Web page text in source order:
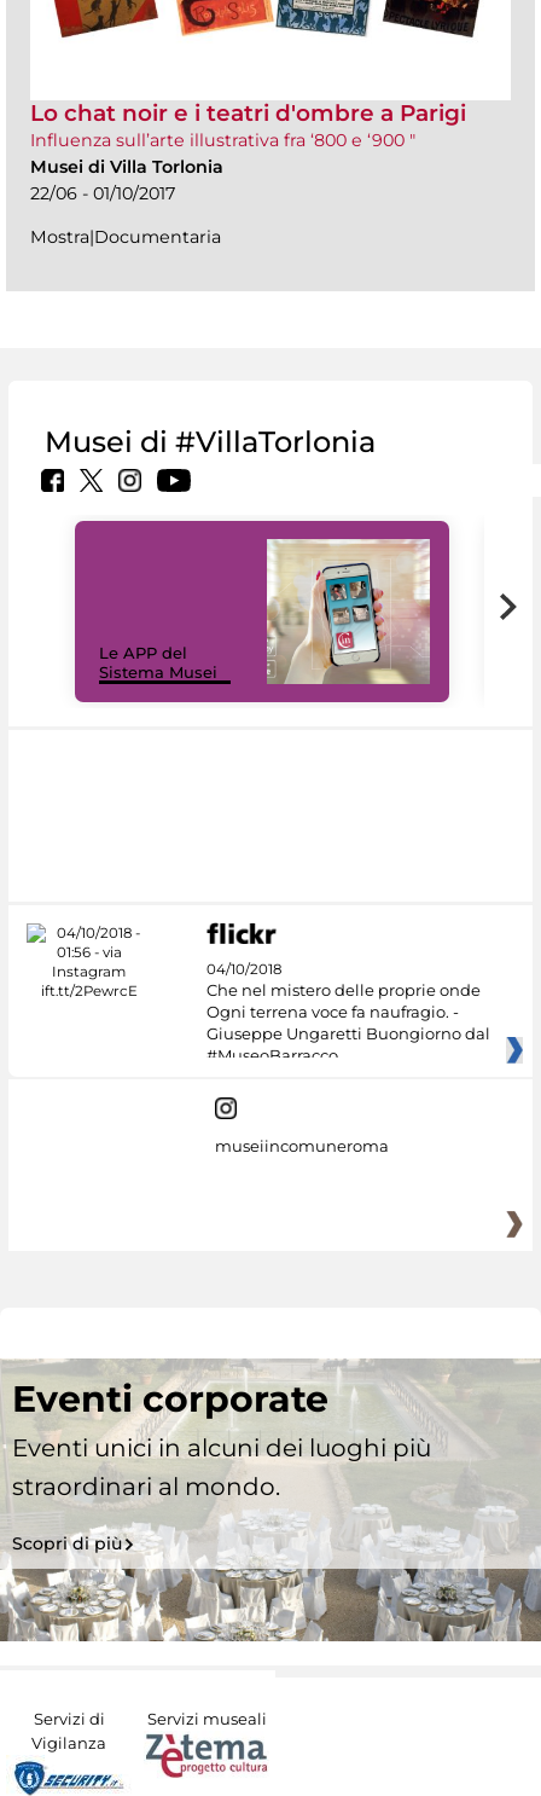
Lo chat noir e i teatri d'ombre a Parigi
Influenza sull’arte illustrativa fra ‘800 e ‘900 "
Musei di Villa Torlonia
22/06 - 01/10/2017
Mostra|Documentaria
Musei di #VillaTorlonia
Le APP del
Sistema Musei
04/10/2018
Che nel mistero delle proprie onde
Ogni terrena voce fa naufragio. -
Giuseppe Ungaretti Buongiorno dal
#MuseoBarracco
museiincomuneroma
Eventi corporate
Eventi unici in alcuni dei luoghi più
straordinari al mondo.
Scopri di più
Servizi di
Vigilanza
Servizi museali